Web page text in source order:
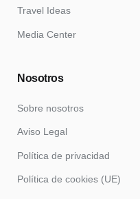
Travel Ideas
Media Center
Nosotros
Sobre nosotros
Aviso Legal
Política de privacidad
Política de cookies (UE)